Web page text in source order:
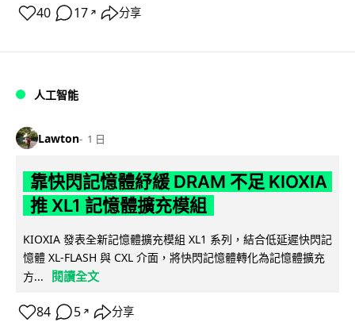
40 17 ↗ 分享
人工智能
Lawton 1 日
靠快閃記憶體紓緩 DRAM 不足 KIOXIA
推 XL1 記憶體擴充模組
KIOXIA 發表全新記憶體擴充模組 XL1 系列，結合低延遲快閃記
憶體 XL-FLASH 與 CXL 介面，將快閃記憶體轉化為記憶體擴充
方...
閱讀全文
84 5 ↗ 分享